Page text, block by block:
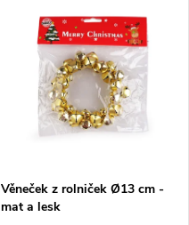
dotek...
Věneček z rolniček Ø13 cm -
mat a lesk